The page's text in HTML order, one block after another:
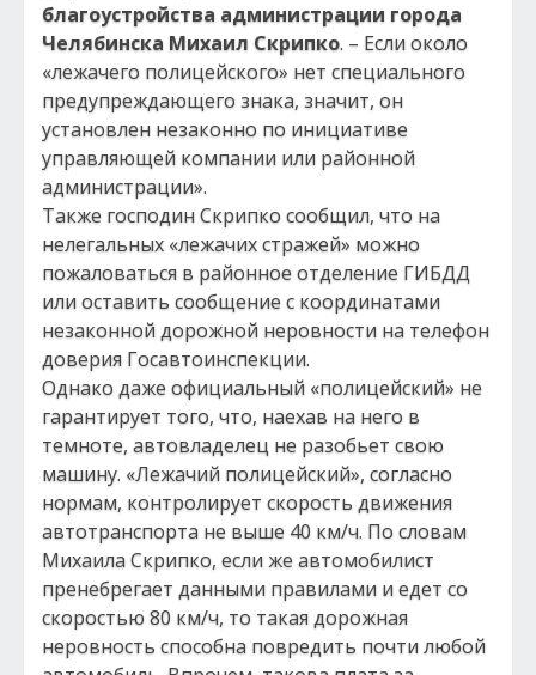
благоустройства администрации города
Челябинска Михаил Скрипко. – Если около
«лежачего полицейского» нет специального
предупреждающего знака, значит, он
установлен незаконно по инициативе
управляющей компании или районной
администрации».
Также господин Скрипко сообщил, что на
нелегальных «лежачих стражей» можно
пожаловаться в районное отделение ГИБДД
или оставить сообщение с координатами
незаконной дорожной неровности на телефон
доверия Госавтоинспекции.
Однако даже официальный «полицейский» не
гарантирует того, что, наехав на него в
темноте, автовладелец не разобьет свою
машину. «Лежачий полицейский», согласно
нормам, контролирует скорость движения
автотранспорта не выше 40 км/ч. По словам
Михаила Скрипко, если же автомобилист
пренебрегает данными правилами и едет со
скоростью 80 км/ч, то такая дорожная
неровность способна повредить почти любой